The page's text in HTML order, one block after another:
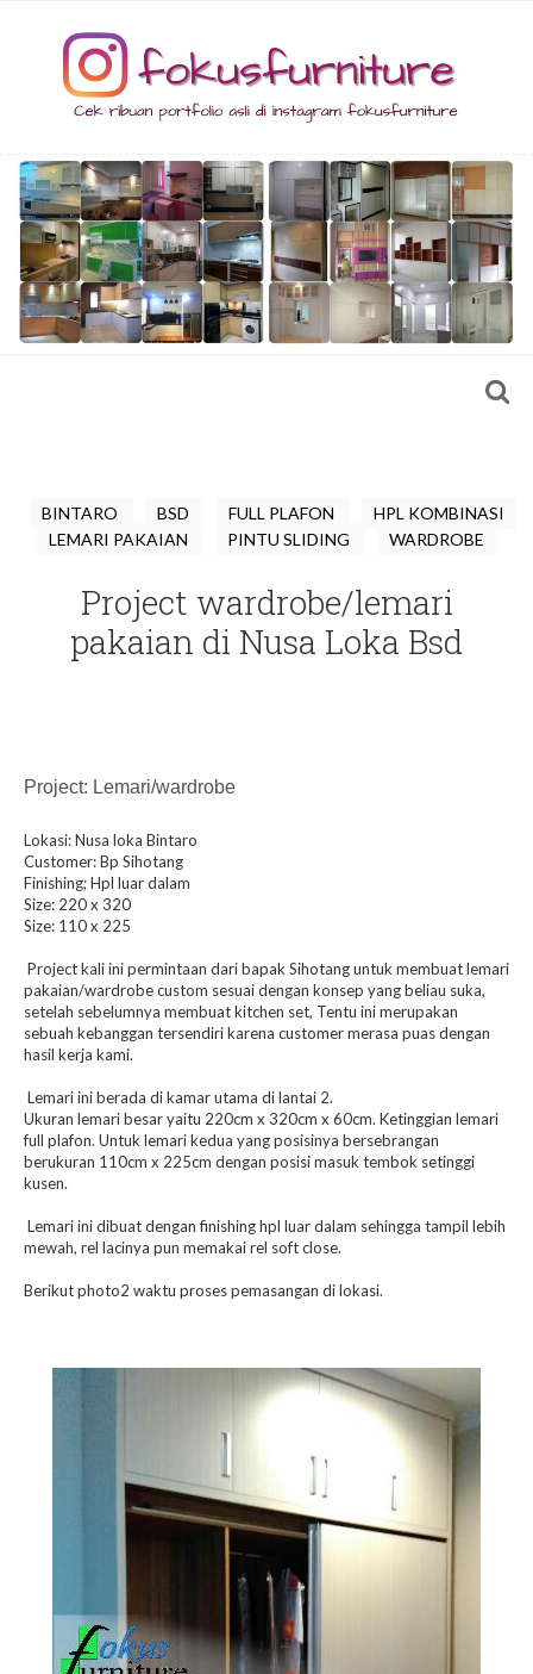
BINTARO BSD FULL PLAFON
HPL KOMBINASI
LEMARI PAKAIAN
PINTU SLIDING WARDROBE
Project wardrobe/lemari
pakaian di Nusa Loka Bsd
Project: Lemari/wardrobe
Lokasi: Nusa loka Bintaro
Customer: Bp Sihotang
Finishing; Hpl luar dalam
Size: 220 x 320
Size: 110 x 225
Project kali ini permintaan dari bapak Sihotang untuk membuat lemari
pakaian/wardrobe custom sesuai dengan konsep yang beliau suka,
setelah sebelumnya membuat kitchen set, Tentu ini merupakan
sebuah kebanggan tersendiri karena customer merasa puas dengan
hasil kerja kami.
Lemari ini berada di kamar utama di lantai 2.
Ukuran lemari besar yaitu 220cm x 320cm x 60cm. Ketinggian lemari
full plafon. Untuk lemari kedua yang posisinya bersebrangan
berukuran 110cm x 225cm dengan posisi masuk tembok setinggi
kusen.
Lemari ini dibuat dengan finishing hpl luar dalam sehingga tampil lebih
mewah, rel lacinya pun memakai rel soft close.
Berikut photo2 waktu proses pemasangan di lokasi.